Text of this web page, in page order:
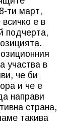
ти март,
е в
подчерта,
участва в
че би
и че е
направи
страна,
такива